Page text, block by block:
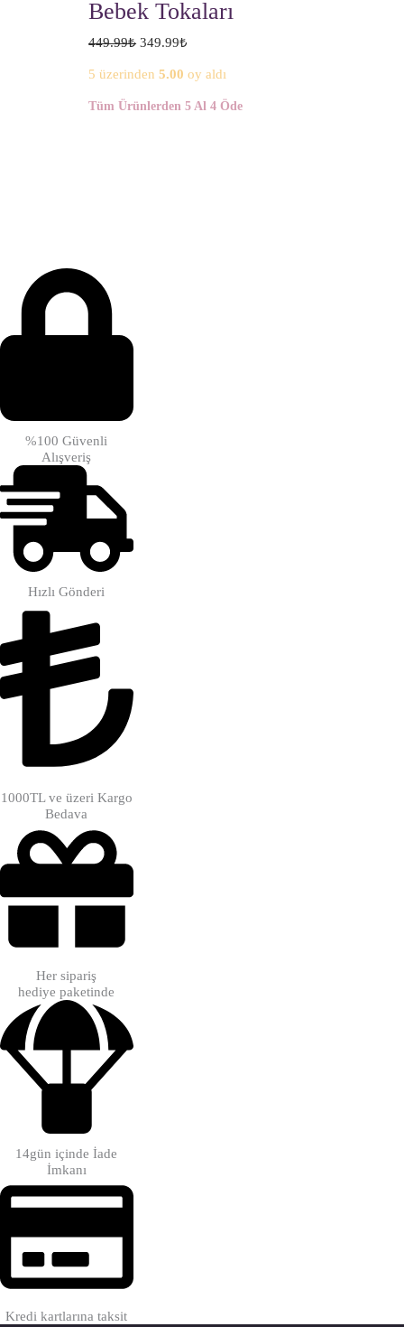
Bebek Tokaları
449.99₺ 349.99₺
5 üzerinden5.00 oy aldı
Tüm Ürünlerden 5 Al 4 Öde
%100 Güvenli
Alışveriş
Hızlı Gönderi
1000TL ve üzeri Kargo
Bedava
Her sipariş
hediye paketinde
14gün içinde İade
İmkanı
Kredi kartlarına taksit